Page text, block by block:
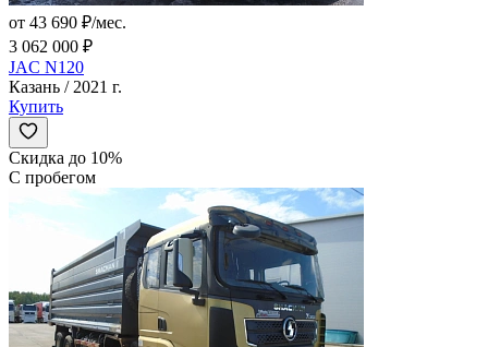
от 43 690 ₽/мес.
3 062 000 ₽
JAC N120
Казань / 2021 г.
Купить
Скидка до 10%
С пробегом